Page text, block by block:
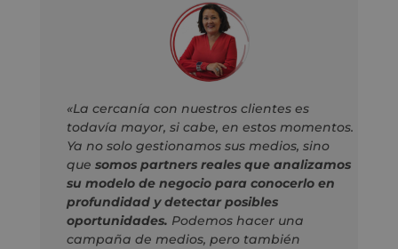
«La cercanía con nuestros clientes es
todavía mayor, si cabe, en estos momentos.
Ya no solo gestionamos sus medios, sino
que somos partners reales que analizamos
su modelo de negocio para conocerlo en
profundidad y detectar posibles
oportunidades. Podemos hacer una
campaña de medios, pero también